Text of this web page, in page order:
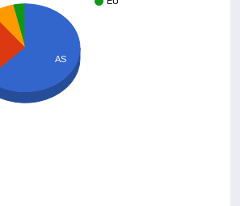
AS